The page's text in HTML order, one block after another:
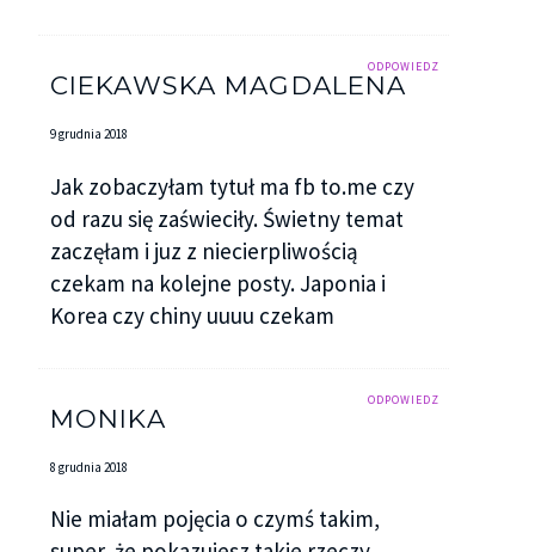
ODPOWIEDZ
CIEKAWSKA MAGDALENA
9 grudnia 2018
Jak zobaczyłam tytuł ma fb to.me czy
od razu się zaświeciły. Świetny temat
zaczęłam i juz z niecierpliwością
czekam na kolejne posty. Japonia i
Korea czy chiny uuuu czekam
ODPOWIEDZ
MONIKA
8 grudnia 2018
Nie miałam pojęcia o czymś takim,